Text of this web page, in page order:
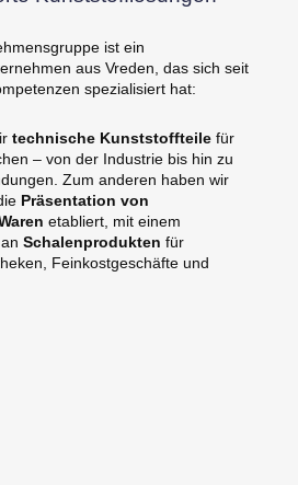
ist ein
aus Vreden, das sich seit
spezialisiert hat:
technische Kunststoffteile für
– von der Industrie bis hin zu
Zum anderen haben wir
Präsentation von
etabliert, mit einem
Schalenprodukten für
Feinkostgeschäfte und